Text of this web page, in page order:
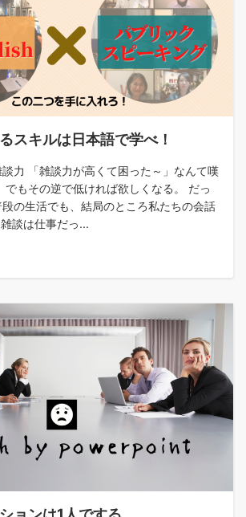
スキルは日本語で学べ！
力 「雑談力が高くて困った～」なんて嘆
でもその逆で低ければ欲しくなる。 だっ
の生活でも、結局のところ私たちの会話
談は仕事だっ...